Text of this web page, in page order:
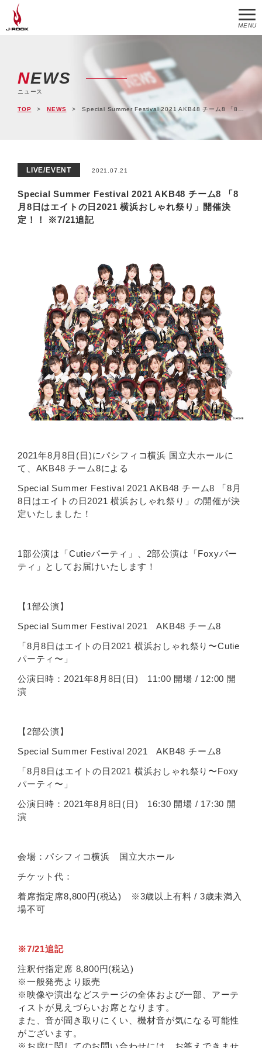
MENU
NEWS
ニュース
TOP NEWS Special Summer Festival 2021 AKB48 チーム8 「8月8日はエイトの日2021 横浜おしゃれ祭り」開催決定！！ ※7/21追記
LIVE/EVENT 2021.07.21
Special Summer Festival 2021 AKB48 チーム8 「8
月8日はエイトの日2021 横浜おしゃれ祭り」開催決
定！！ ※7/21追記
2021年8月8日(日)にパシフィコ横浜 国立大ホールに
て、AKB48 チーム8による
Special Summer Festival 2021 AKB48 チーム8 「8月
8日はエイトの日2021 横浜おしゃれ祭り」の開催が決
定いたしました！
1部公演は「Cutieパーティ」、2部公演は「Foxyパー
ティ」としてお届けいたします！
【1部公演】
Special Summer Festival 2021 AKB48 チーム8
「8月8日はエイトの日2021 横浜おしゃれ祭り〜Cutie
パーティ〜」
公演日時：2021年8月8日(日) 11:00 開場 / 12:00 開
演
【2部公演】
Special Summer Festival 2021 AKB48 チーム8
「8月8日はエイトの日2021 横浜おしゃれ祭り〜Foxy
パーティ〜」
公演日時：2021年8月8日(日) 16:30 開場 / 17:30 開
演
会場：パシフィコ横浜 国立大ホール
チケット代：
着席指定席8,800円(税込) ※3歳以上有料 / 3歳未満入
場不可
※7/21追記
注釈付指定席 8,800円(税込)
※一般発売より販売
※映像や演出などステージの全体および一部、アーテ
ィストが見えづらいお席となります。
また、音が聞き取りにくい、機材音が気になる可能性
がございます。
※お席に関してのお問い合わせには、お答えできませ